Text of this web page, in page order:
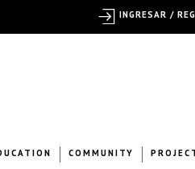
COMMUNITY
INGRESAR /